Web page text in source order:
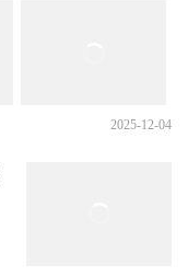
2025-12-04